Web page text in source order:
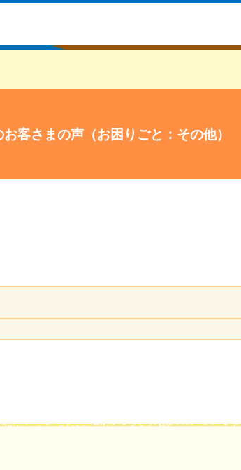
客さまの声（お困りごと：その他）